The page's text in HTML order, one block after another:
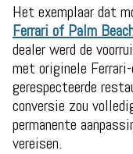
Het exemplaar dat
Ferrari of Palm
dealer werd de
met originele
gerespecteerde
conversie zou
permanente
vereisen.